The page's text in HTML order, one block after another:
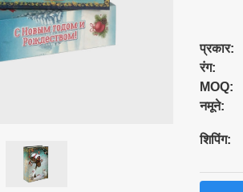
प्रकार:
रंग:
MOQ:
नमूने:
शिपिंग: